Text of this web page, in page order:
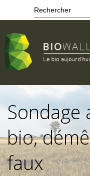
contenu
principal
Sondage
bio,
faux